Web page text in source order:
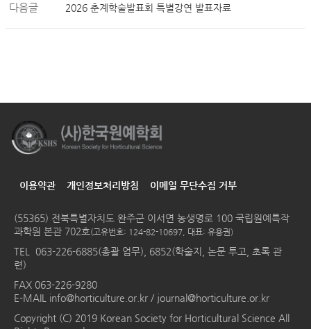
다음글 2026 춘계학술발표회 특별강연 발표자료
이용약관 개인정보처리방침 이메일 무단수집 거부
(55365) 전북특별자치도 완주군 이서면 농생명로 100 국립원예특작
과학원 본관 702호(고유번호: 124-82-10697, 대표: 유용권)
TEL 063-226-6885(총괄 업무), 6852(학술지, 논문 투고, 초록 관
련)
FAX 063-226-9280
E-MAIL info@horticulture.or.kr / journal@horticulture.or.kr
Copyright (C) 2019 Korean Society for Horticultural Science All